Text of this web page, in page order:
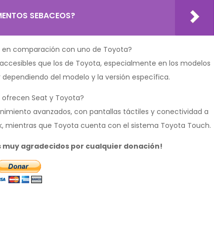
SEBACEOS?
comparación con uno de Toyota?
que los de Toyota, especialmente en los modelos
del modelo y la versión específica.
Seat y Toyota?
avanzados, con pantallas táctiles y conectividad a
mientras que Toyota cuenta con el sistema Toyota Touch.
muy agradecidos por cualquier donación!